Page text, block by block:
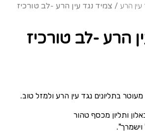
עין הרע / צמיד נגד עין הרע -לב טורכיז
הרע -לב טורכיז
ותליון מכסף טהור